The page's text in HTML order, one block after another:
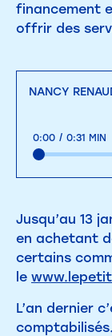
financement
offrir des
NANCY
0:00 / 0:31 MIN
Jusqu’au 13
en achetant
certains
le
L’an dernier
comptabilisés.